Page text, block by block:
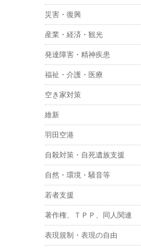
災害・復興
産業・経済・観光
発達障害・精神疾患
福祉・介護・医療
空き家対策
維新
羽田空港
自殺対策・自死遺族支援
自然・環境・騒音等
若者支援
著作権、ＴＰＰ、同人関連
表現規制・表現の自由